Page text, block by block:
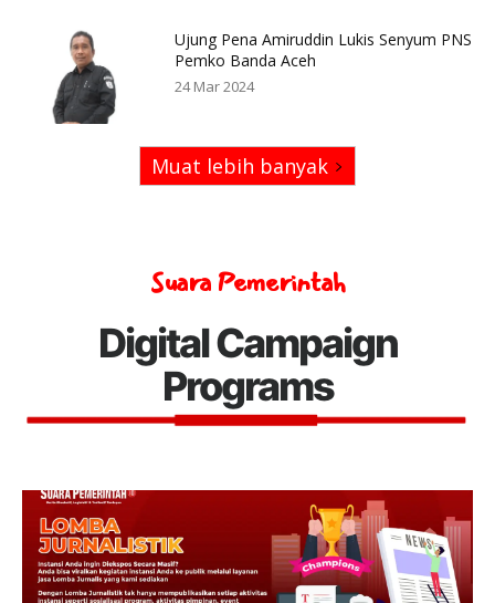
Ujung Pena Amiruddin Lukis Senyum PNS
Pemko Banda Aceh
24 Mar 2024
Muat lebih banyak
Suara Pemerintah
Digital Campaign
Programs